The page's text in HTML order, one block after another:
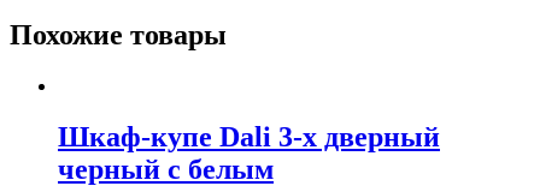
Похожие товары
Шкаф-купе Dali 3-х дверный
черный с белым